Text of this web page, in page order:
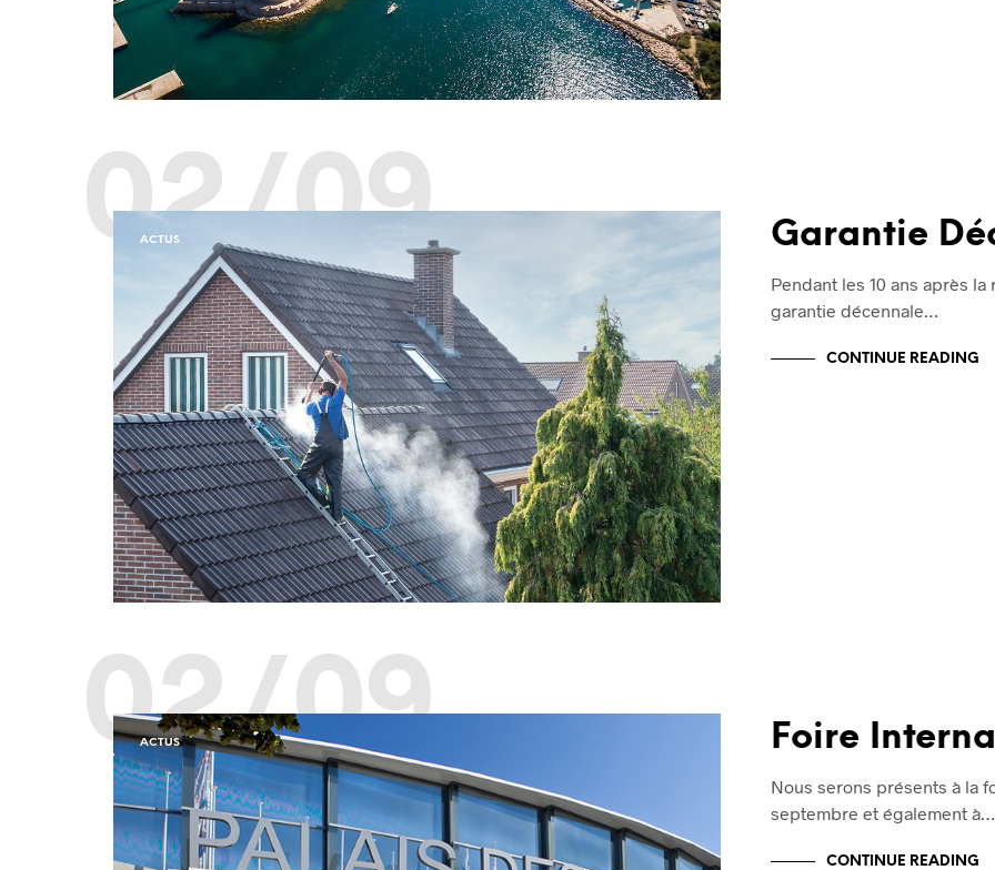
02/09
ACTUS Garantie
Pendant les 10 ans après
garantie décennale…
CONTINUE READING
02/09
ACTUS Foire
Nous serons présents à la
septembre et également à…
CONTINUE READING